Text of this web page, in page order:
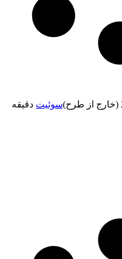
سوئیت دقیقه